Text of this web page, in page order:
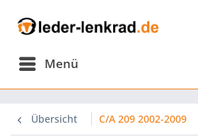
Menü
Übersicht C/A 209 2002-2009